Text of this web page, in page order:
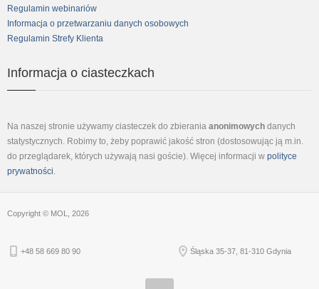
Regulamin webinariów
Informacja o przetwarzaniu danych osobowych
Regulamin Strefy Klienta
Informacja o ciasteczkach
Na naszej stronie używamy ciasteczek do zbierania anonimowych danych
statystycznych. Robimy to, żeby poprawić jakość stron (dostosowując ją m.in.
do przeglądarek, których używają nasi goście). Więcej informacji w polityce
prywatności.
Copyright © MOL, 2026
+48 58 669 80 90 Śląska 35-37, 81-310 Gdynia